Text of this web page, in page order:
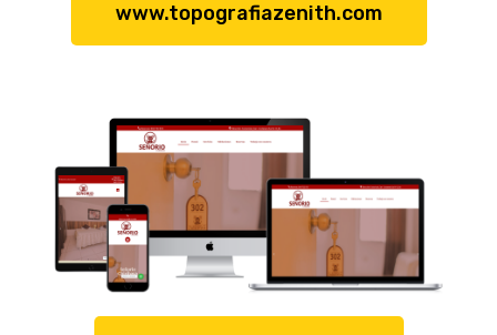
www.topografiazenith.com